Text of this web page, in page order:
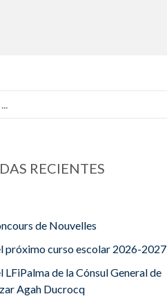
RECIENTES
de Nouvelles
próximo curso escolar 2026-2027
LFiPalma de la Cónsul General de
Agah Ducrocq